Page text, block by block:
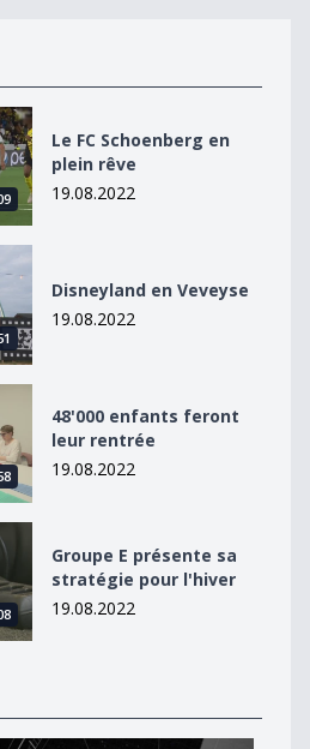
plein rêve
Le FC Schoenberg en
plein rêve
19.08.2022
Disneyland en Veveyse
19.08.2022
feront leur rentrée
48'000 enfants feront
leur rentrée
19.08.2022
stratégie pour l&#039;hiver
Groupe E présente sa
stratégie pour l'hiver
19.08.2022